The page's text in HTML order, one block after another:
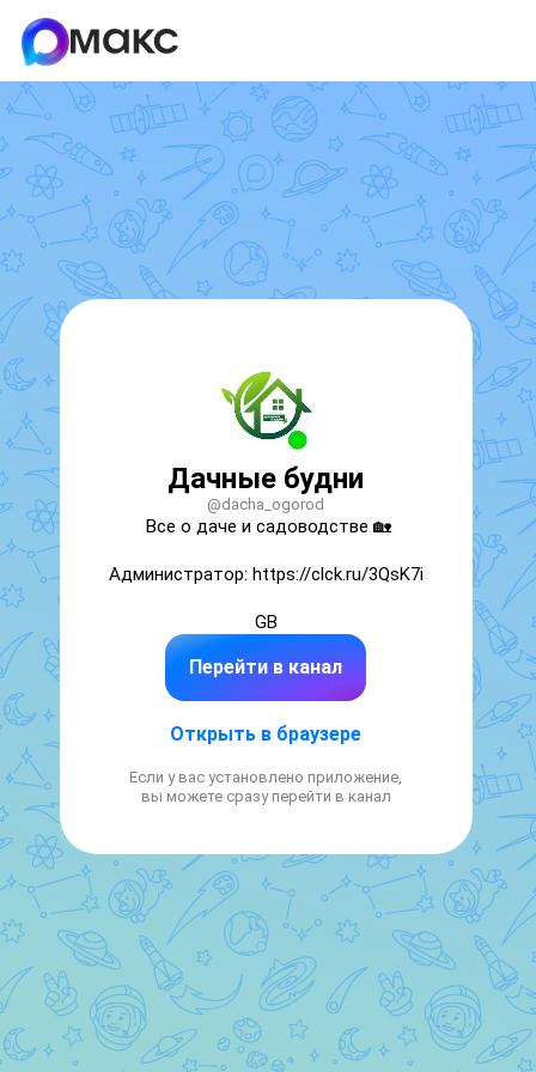
Дачные будни
@dacha_ogorod
Все о даче и садоводстве 🏡
Администратор: https://clck.ru/3QsK7i
GB
Перейти в канал
Открыть в браузере
Если у вас установлено приложение,
вы можете сразу перейти в канал